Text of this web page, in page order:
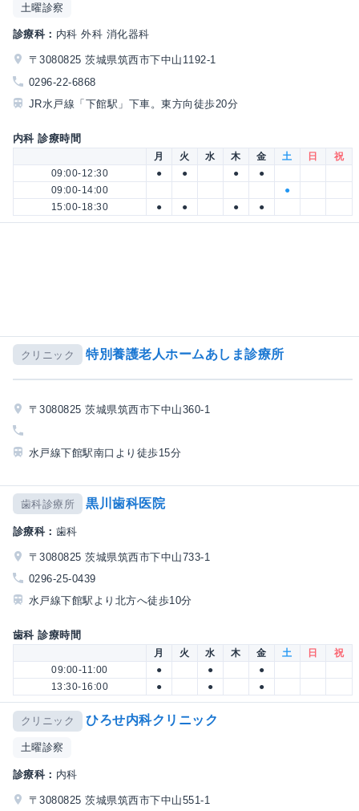
土曜診察
診療科： 内科 外科 消化器科
〒3080825 茨城県筑西市下中山1192-1
0296-22-6868
JR水戸線「下館駅」下車。東方向徒歩20分
内科 診療時間
月 火 水 木 金 土 日
祝
09:00-12:30
● ● ●
●
09:00-14:00
●
15:00-18:30
● ● ● ●
クリニック 特別養護老人ホームあしま診療所
〒3080825 茨城県筑西市下中山360-1
水戸線下館駅南口より徒歩15分
歯科診療所 黒川歯科医院
診療科： 歯科
〒3080825 茨城県筑西市下中山733-1
0296-25-0439
水戸線下館駅より北方へ徒歩10分
歯科 診療時間
月 火 水 木 金 土 日
祝
09:00-11:00
● ●
●
13:30-16:00
● ● ●
クリニック ひろせ内科クリニック
土曜診察
診療科： 内科
〒3080825 茨城県筑西市下中山551-1